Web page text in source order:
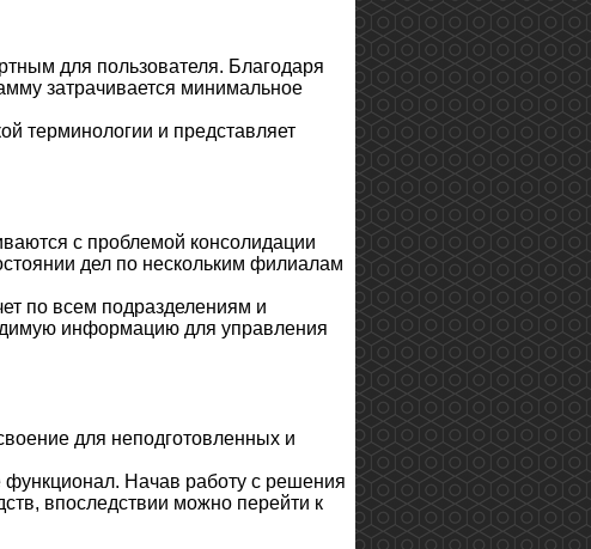
для пользователя. Благодаря
затрачивается минимальное
терминологии и представляет
с проблемой консолидации
дел по нескольким филиалам
по всем подразделениям и
информацию для управления
для неподготовленных и
функционал. Начав работу с решения
впоследствии можно перейти к